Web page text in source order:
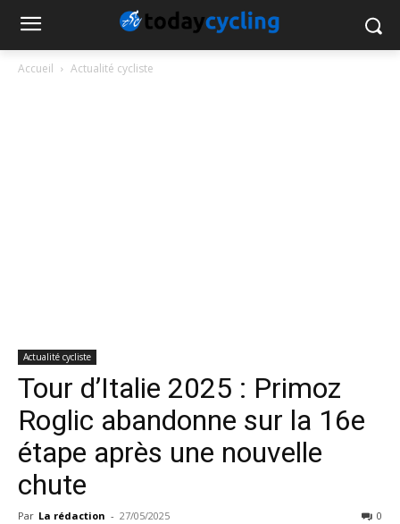
Accueil Actualité cycliste
Actualité cycliste
Tour d’Italie 2025 : Primoz
Roglic abandonne sur la 16e
étape après une nouvelle
chute
Par La rédaction - 27/05/2025 0